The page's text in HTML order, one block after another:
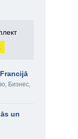
, Бизнес,
un